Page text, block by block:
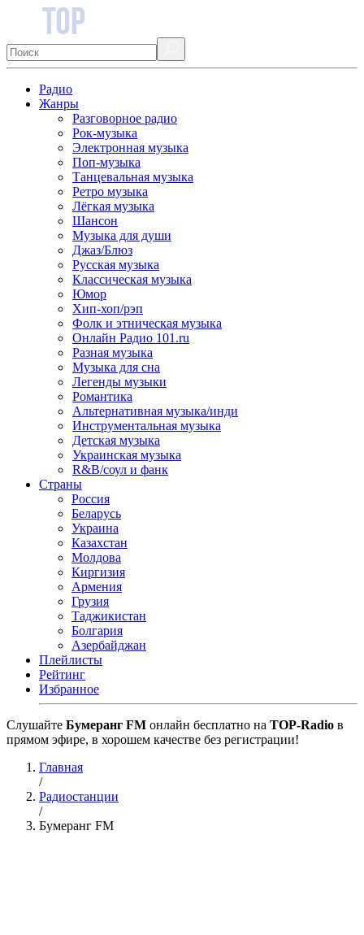
Радио
Жанры
Разговорное радио
Рок-музыка
Электронная музыка
Поп-музыка
Танцевальная музыка
Ретро музыка
Лёгкая музыка
Шансон
Музыка для души
Джаз/Блюз
Русская музыка
Классическая музыка
Юмор
Хип-хоп/рэп
Фолк и этническая музыка
Онлайн Радио 101.ru
Разная музыка
Музыка для сна
Легенды музыки
Романтика
Альтернативная музыка/инди
Инструментальная музыка
Детская музыка
Украинская музыка
R&B/cоул и фанк
Страны
Россия
Беларусь
Украина
Казахстан
Молдова
Киргизия
Армения
Грузия
Таджикистан
Болгария
Азербайджан
Плейлисты
Рейтинг
Избранное
Cлушайте Бумеранг FM онлайн бесплатно на TOP-Radio в
прямом эфире, в хорошем качестве без регистрации!
Главная
/
Радиостанции
/
Бумеранг FM